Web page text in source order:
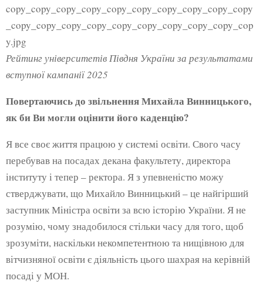
Рейтинг університетів Півдня України за результатами
вступної кампанії 2025
Повертаючись до звільнення Михайла Винницького,
як би Ви могли оцінити його каденцію?
Я все своє життя працюю у системі освіти. Свого часу
перебував на посадах декана факультету, директора
інституту і тепер – ректора. Я з упевненістю можу
стверджувати, що Михайло Винницький – це найгірший
заступник Міністра освіти за всю історію України. Я не
розумію, чому знадобилося стільки часу для того, щоб
зрозуміти, наскільки некомпетентною та нищівною для
вітчизняної освіти є діяльність цього шахрая на керівній
посаді у МОН.